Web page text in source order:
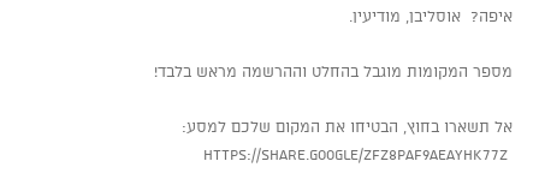
איפה? אוסליבן, מודיעין.
​מספר המקומות מוגבל בהחלט וההרשמה מראש בלבד!
​אל תשארו בחוץ, הבטיחו את המקום שלכם למסע:
https://share.google/zFZ8Paf9aeaYhk77Z